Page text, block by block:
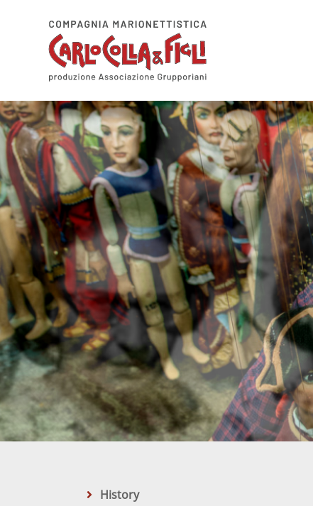
History